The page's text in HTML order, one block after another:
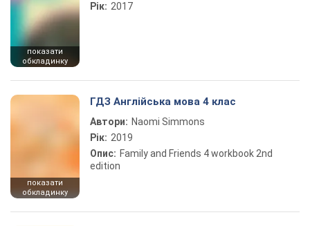
показати
обкладинку
Рік: 2017
показати
обкладинку
ГДЗ Англійська мова 4 клас
Автори: Naomi Simmons
Рік: 2019
Опис: Family and Friends 4 workbook 2nd
edition